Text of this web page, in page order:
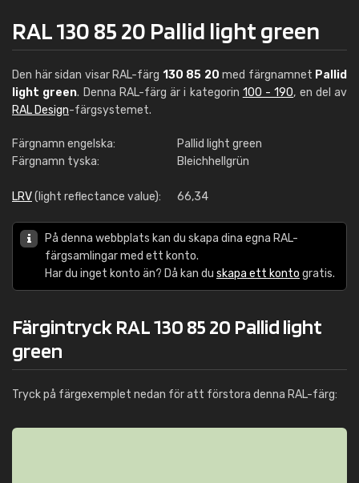
RAL 130 85 20 Pallid light green
Den här sidan visar RAL-färg 130 85 20 med färgnamnet Pallid
light green. Denna RAL-färg är i kategorin 100 - 190, en del av
RAL Design-färgsystemet.
Färgnamn engelska:
Pallid light green
Färgnamn tyska:
Bleichhellgrün
LRV(light reflectance value): 66,34
På denna webbplats kan du skapa dina egna RAL-
färgsamlingar med ett konto.
Har du inget konto än? Då kan du skapa ett konto gratis.
Färgintryck RAL 130 85 20 Pallid light
green
Tryck på färgexemplet nedan för att förstora denna RAL-färg: